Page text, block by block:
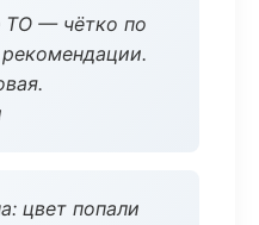
ТО — чётко по
цвет попали